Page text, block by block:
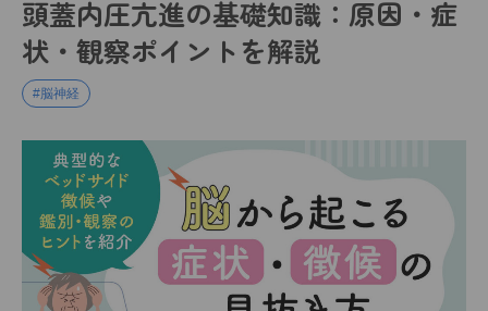
頭蓋内圧亢進の基礎知識：原因・症
状・観察ポイントを解説
#脳神経